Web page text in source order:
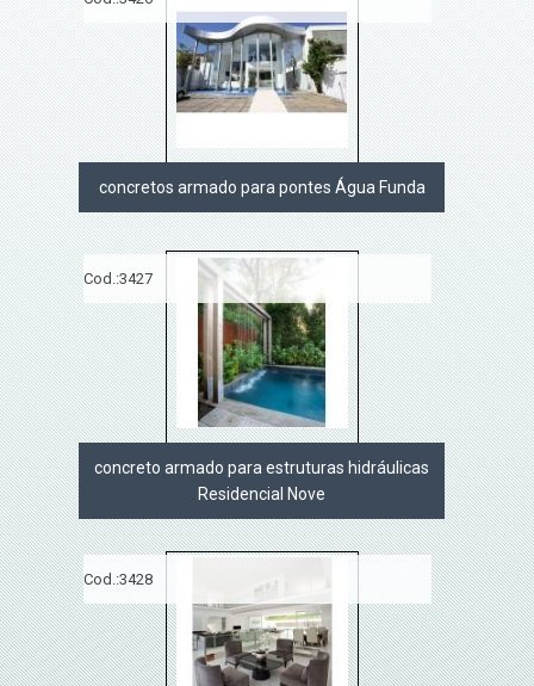
concretos armado para pontes Água Funda
Cod.:3427
concreto armado para estruturas hidráulicas
Residencial Nove
Cod.:3428